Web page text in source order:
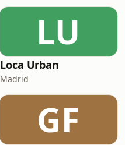
LU
Loca Urban
Madrid
GF